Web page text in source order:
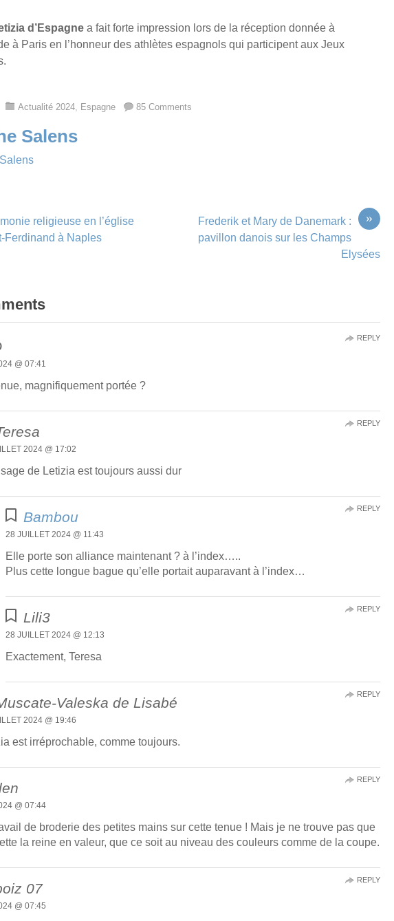
d’Espagne a fait forte impression lors de la réception donnée à
à Paris en l’honneur des athlètes espagnols qui participent aux Jeux
Actualité 2024 Espagne 85 Comments
Salens
religieuse en l’église
Ferdinand à Naples
»
Frederik et Mary de Danemark :
pavillon danois sur les Champs
Elysées
@ 07:41
magnifiquement portée ?
REPLY
2024 @ 17:02
de Letizia est toujours aussi dur
REPLY
Bambou
28 JUILLET 2024 @ 11:43
Elle porte son alliance maintenant ? à l’index…..
Plus cette longue bague qu’elle portait auparavant à l’index…
REPLY
Lili3
28 JUILLET 2024 @ 12:13
Exactement, Teresa
REPLY
Valeska de Lisabé
2024 @ 19:46
est irréprochable, comme toujours.
REPLY
@ 07:44
de broderie des petites mains sur cette tenue ! Mais je ne trouve pas que
la reine en valeur, que ce soit au niveau des couleurs comme de la coupe.
REPLY
07
@ 07:45
REPLY